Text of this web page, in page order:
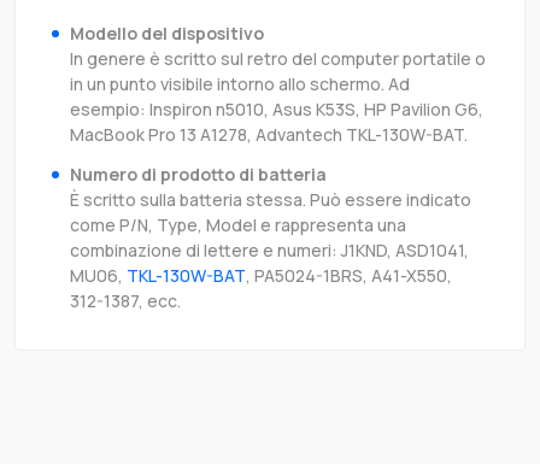
Modello del dispositivo
In genere è scritto sul retro del computer portatile o
in un punto visibile intorno allo schermo. Ad
esempio: Inspiron n5010, Asus K53S, HP Pavilion G6,
MacBook Pro 13 A1278, Advantech TKL-130W-BAT.
Numero di prodotto di batteria
È scritto sulla batteria stessa. Può essere indicato
come P/N, Type, Model e rappresenta una
combinazione di lettere e numeri: J1KND, ASD1041,
MU06, TKL-130W-BAT, PA5024-1BRS, A41-X550,
312-1387, ecc.